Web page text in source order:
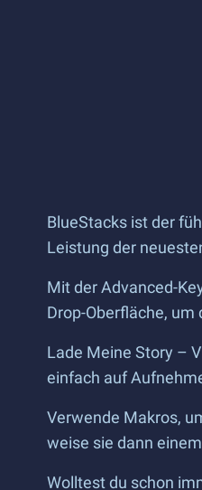
BlueStacks ist der
Leistung der
Mit der Advanced-
Drop-Oberfläche,
Lade Meine Story –
einfach auf
Verwende Makros,
weise sie dann
Wolltest du schon